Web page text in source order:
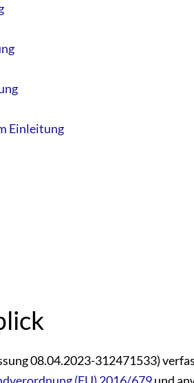
Einleitung
08.04.2023-312471533)